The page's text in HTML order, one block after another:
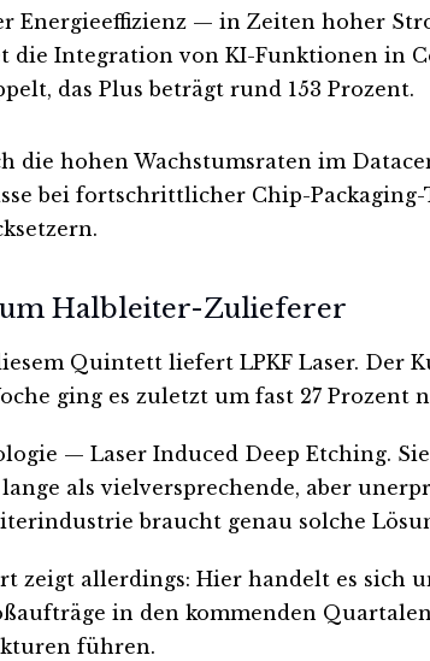
Energieeffizienz — in Zeiten hoher
Integration von KI-Funktionen in
das Plus beträgt rund 153 Prozent.
hohen Wachstumsraten im
bei fortschrittlicher Chip-
Halbleiter-Zulieferer
Quintett liefert LPKF Laser. Der
ging es zuletzt um fast 27 Prozent
— Laser Induced Deep Etching.
als vielversprechende, aber
braucht genau solche
zeigt allerdings: Hier handelt es sich
in den kommenden
führen.